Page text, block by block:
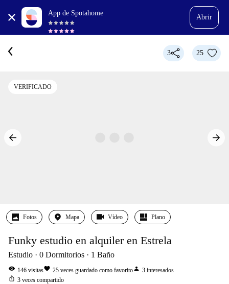
App de Spotahome
Abrir
3 25
VERIFICADO
Fotos Mapa Vídeo Plano
Funky estudio en alquiler en Estrela
Estudio 0 Dormitorios 1 Baño
visibility 146 visitasfavorite 25 veces guardado como favoritoperson 3 interesados
ios_share 3 veces compartido